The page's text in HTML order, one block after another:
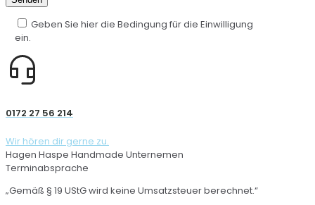
Geben Sie hier die Bedingung für die Einwilligung
ein.
0172 27 56 214
Wir hören dir gerne zu.
Hagen Haspe Handmade Unternemen
Terminabsprache
„Gemäß § 19 UStG wird keine Umsatzsteuer berechnet.“